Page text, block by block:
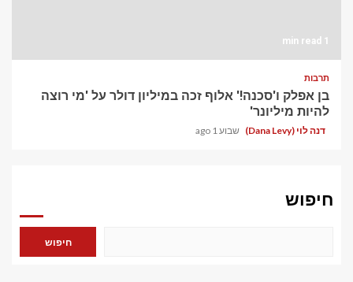
1 min read
תרבות
בן אפלק ו'סכנה!' אלוף זכה במיליון דולר על 'מי רוצה
להיות מיליונר'
דנה לוי (Dana Levy) שבוע 1 ago
חיפוש
חיפוש